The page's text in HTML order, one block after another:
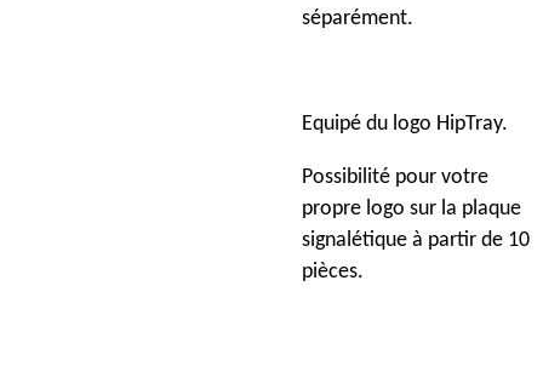
séparément.
Equipé du logo HipTray.
Possibilité pour votre
propre logo sur la plaque
signalétique à partir de 10
pièces.